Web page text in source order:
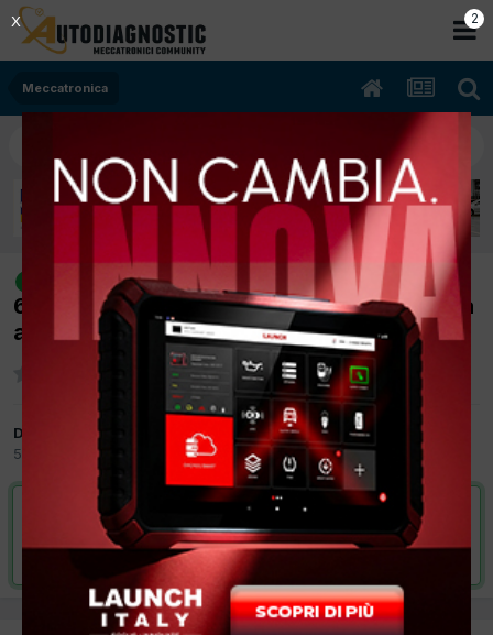
Meccatronica
[Bmw 318 tds 10/1999 1665cc 17 4T 1
66Kw Diesel] tempistica sostituzione pompa
acqua
Da piancastelli
5 Settembre 2017
Meccatronica
VAI ALLA SOLUZIONE
Risolta da piancastelli,
2
X